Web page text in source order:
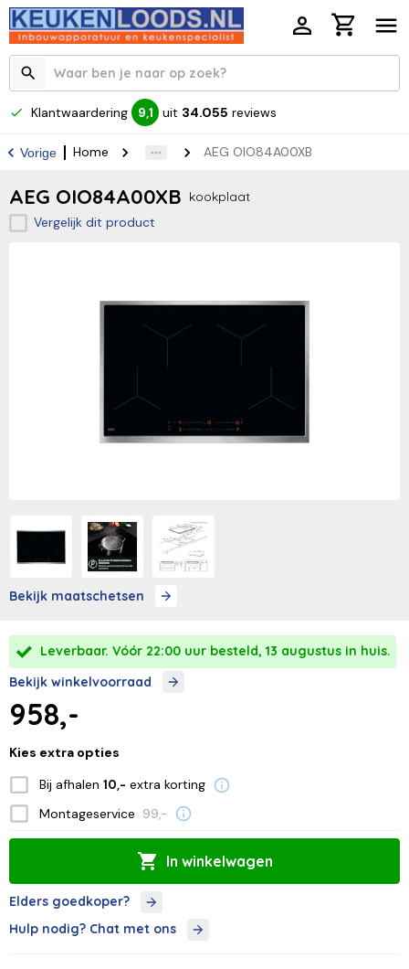
Klantwaardering 9,1 uit 34.055 reviews
Vorige Home AEG OIO84A00XB
AEG OIO84A00XB kookplaat
Vergelijk dit product
Bekijk maatschetsen
Leverbaar. Vóór 22:00 uur besteld, 13 augustus in huis.
Bekijk winkelvoorraad
958,-
Kies extra opties
Bij afhalen 10,- extra korting
Montageservice 99,-
In winkelwagen
Elders goedkoper?
Hulp nodig? Chat met ons